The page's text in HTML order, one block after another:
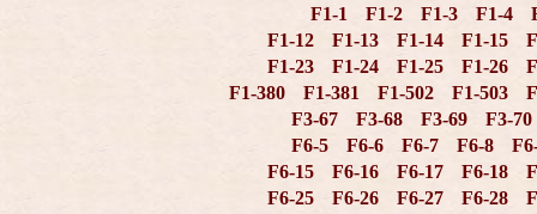
F1-1 F1-2 F1-3 F1-4
F1-12
F1-13 F1-14 F1-15
F1-23
F1-24 F1-25 F1-26
F1-380
F1-381 F1-502 F1-503
F3-67
F3-68 F3-69
F3-70
F6-5
F6-6 F6-7 F6-8
F6-15
F6-16 F6-17 F6-18
F6-25
F6-26 F6-27 F6-28